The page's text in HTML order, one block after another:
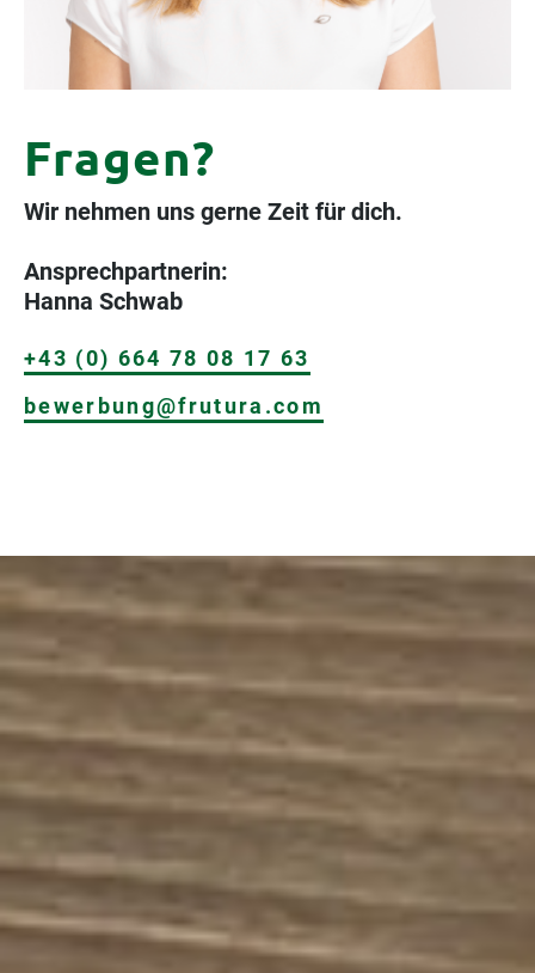
Fragen?
Wir nehmen uns gerne Zeit für dich.
Ansprechpartnerin:
Hanna Schwab
+43 (0) 664 78 08 17 63
bewerbung@frutura.com